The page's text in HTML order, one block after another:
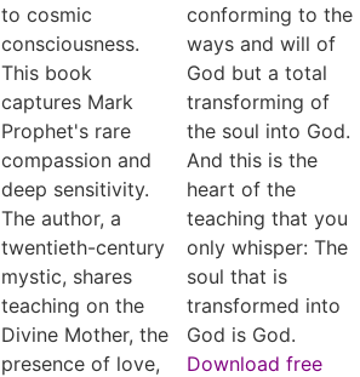
to cosmic
consciousness.
This book
captures Mark
Prophet's rare
compassion and
deep sensitivity.
The author, a
twentieth-century
mystic, shares
teaching on the
Divine Mother, the
presence of love,
conforming to the
ways and will of
God but a total
transforming of
the soul into God.
And this is the
heart of the
teaching that you
only whisper: The
soul that is
transformed into
God is God.
Download free